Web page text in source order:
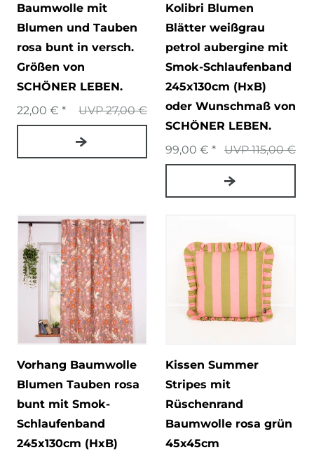
Baumwolle mit
Blumen und Tauben
rosa bunt in versch.
Größen von
SCHÖNER LEBEN.
UVP 27,00 €
22,00 € *
Kolibri Blumen
Blätter weißgrau
petrol aubergine mit
Smok-Schlaufenband
245x130cm (HxB)
oder Wunschmaß von
SCHÖNER LEBEN.
UVP 115,00 €
99,00 € *
Vorhang Baumwolle
Blumen Tauben rosa
bunt mit Smok-
Schlaufenband
245x130cm (HxB)
Kissen Summer
Stripes mit
Rüschenrand
Baumwolle rosa grün
45x45cm